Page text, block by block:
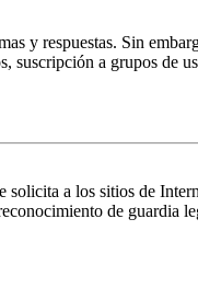
y respuestas. Sin
suscripción a grupos de
a los sitios de
de guardia